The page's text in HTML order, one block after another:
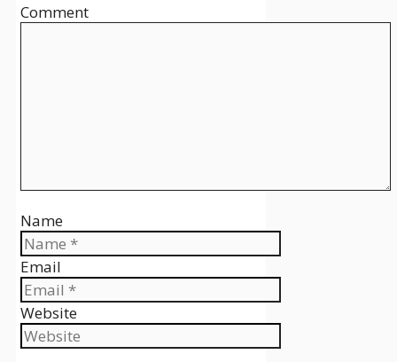
Comment
Name
Email
Website